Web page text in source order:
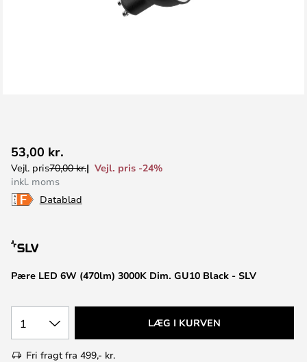
til
starten
af
billedgalleriet
Pære LED 6W (470lm) 3000K Dim. GU10 Black - SLV
53,00 kr.
Vejl. pris70,00 kr.
Vejl. pris -24%
inkl. moms
Datablad
1 LÆG I KURVEN
Fri fragt fra 499,- kr.